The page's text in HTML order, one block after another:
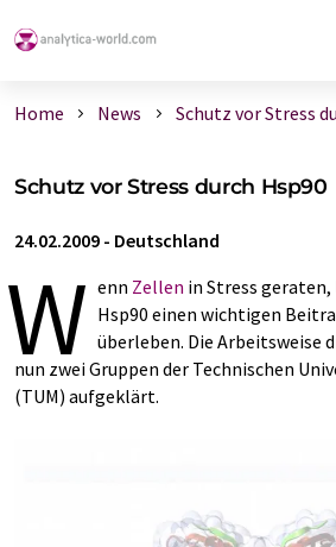
Home News Schutz vor Stress
Schutz vor Stress durch Hsp90
24.02.2009 - Deutschland
W enn Zellen in Stress
Hsp90 einen wichtigen
überleben. Die Arbeitsweise
nun zwei Gruppen der Technischen
(TUM) aufgeklärt.